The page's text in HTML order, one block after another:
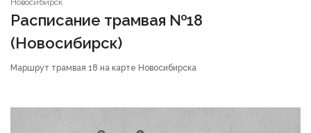
Новосибирск
Расписание трамвая №18
(Новосибирск)
Маршрут трамвая 18 на карте Новосибирска